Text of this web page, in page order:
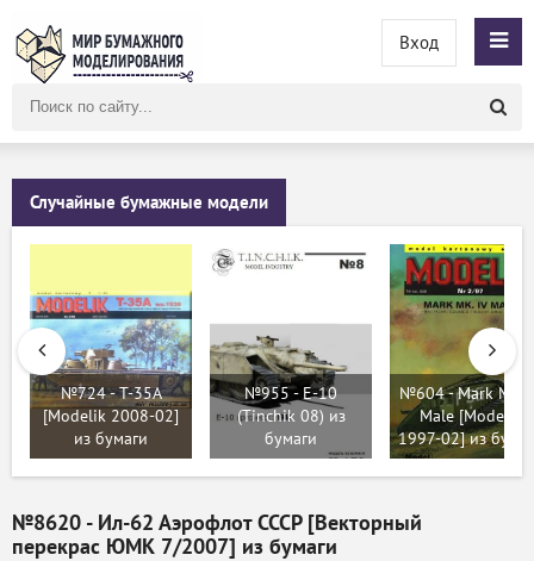
сайту
Вход
Случайные бумажные модели
№724 - T-35A
[Modelik 2008-02]
из бумаги
№955 - E-10
(Tinchik 08) из
бумаги
№604 - Mark MK.
Male [Modelik
1997-02] из
№8620 - Ил-62 Аэрофлот СССР [Векторный
перекрас ЮМК 7/2007] из бумаги